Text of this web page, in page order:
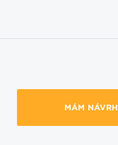
MÁM NÁVRH